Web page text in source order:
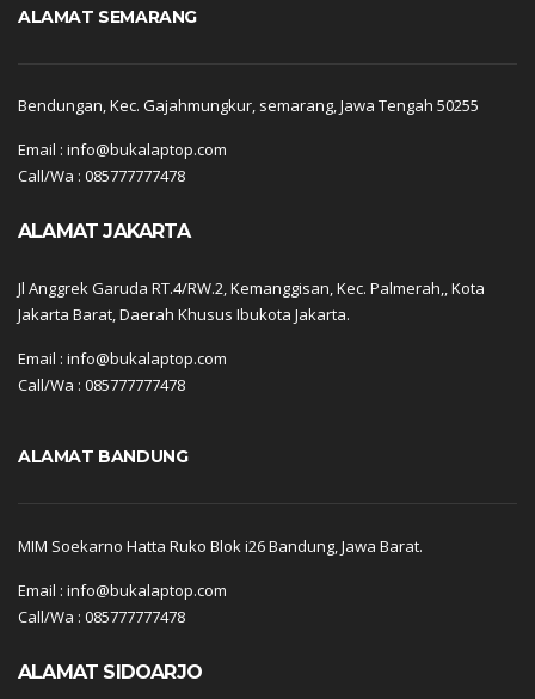
ALAMAT SEMARANG
Bendungan, Kec. Gajahmungkur, semarang, Jawa Tengah 50255
Email : info@bukalaptop.com
Call/Wa : 085777777478
ALAMAT JAKARTA
Jl Anggrek Garuda RT.4/RW.2, Kemanggisan, Kec. Palmerah,, Kota
Jakarta Barat, Daerah Khusus Ibukota Jakarta.
Email : info@bukalaptop.com
Call/Wa : 085777777478
ALAMAT BANDUNG
MIM Soekarno Hatta Ruko Blok i26 Bandung, Jawa Barat.
Email : info@bukalaptop.com
Call/Wa : 085777777478
ALAMAT SIDOARJO